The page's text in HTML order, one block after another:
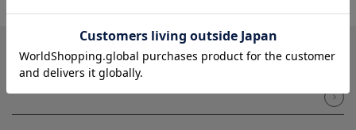
NEWSLETTER メルマガ登録